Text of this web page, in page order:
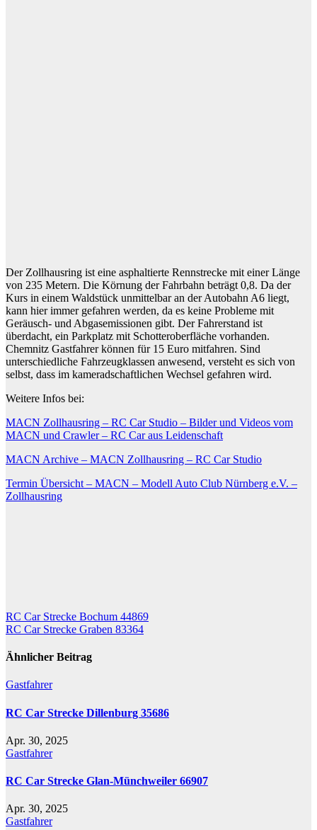
Der Zollhausring ist eine asphaltierte Rennstrecke mit einer Länge
von 235 Metern. Die Körnung der Fahrbahn beträgt 0,8. Da der
Kurs in einem Waldstück unmittelbar an der Autobahn A6 liegt,
kann hier immer gefahren werden, da es keine Probleme mit
Geräusch- und Abgasemissionen gibt. Der Fahrerstand ist
überdacht, ein Parkplatz mit Schotteroberfläche vorhanden.
Chemnitz Gastfahrer können für 15 Euro mitfahren. Sind
unterschiedliche Fahrzeugklassen anwesend, versteht es sich von
selbst, dass im kameradschaftlichen Wechsel gefahren wird.
Weitere Infos bei:
MACN Zollhausring – RC Car Studio – Bilder und Videos vom
MACN und Crawler – RC Car aus Leidenschaft
MACN Archive – MACN Zollhausring – RC Car Studio
Termin Übersicht – MACN – Modell Auto Club Nürnberg e.V. –
Zollhausring
Beitragsnavigation
RC Car Strecke Bochum 44869
RC Car Strecke Graben 83364
Ähnlicher Beitrag
Gastfahrer
RC Car Strecke Dillenburg 35686
Apr. 30, 2025
Gastfahrer
RC Car Strecke Glan-Münchweiler 66907
Apr. 30, 2025
Gastfahrer